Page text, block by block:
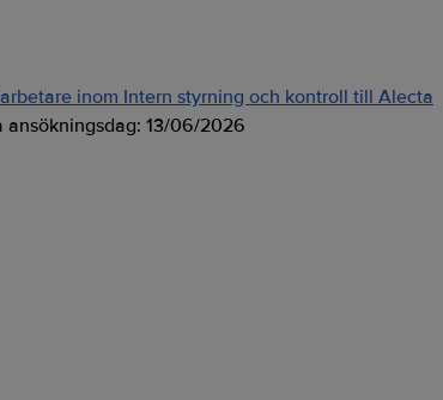
inom Intern styrning och kontroll till Alecta
ansökningsdag: 13/06/2026